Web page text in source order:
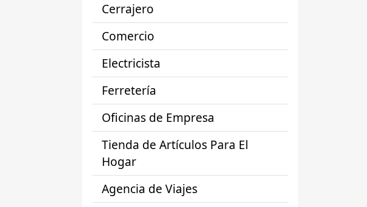
Cerrajero
Comercio
Electricista
Ferretería
Oficinas de Empresa
Tienda de Artículos Para El
Hogar
Agencia de Viajes